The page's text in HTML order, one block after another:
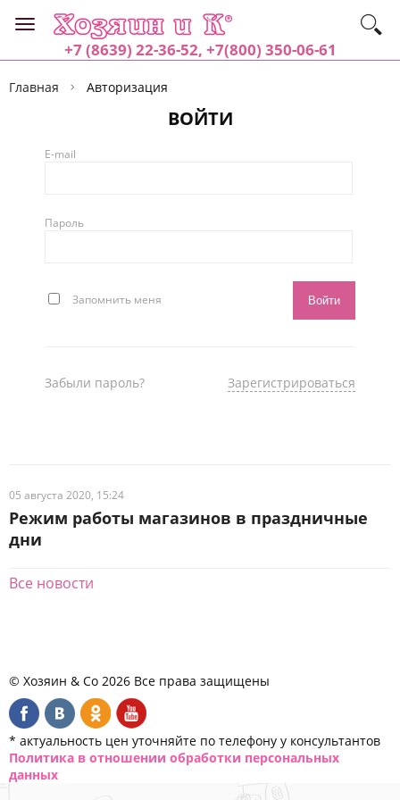
+7 (8639) 22-36-52, +7(800) 350-06-61
Главная Авторизация
ВОЙТИ
E-mail
Пароль
Запомнить меня
Забыли пароль? Зарегистрироваться
05 августа 2020, 15:24
Режим работы магазинов в праздничные
дни
Все новости
© Хозяин & Co 2026 Все права защищены
* актуальность цен уточняйте по телефону у консультантов
Политика в отношении обработки персональных
данных